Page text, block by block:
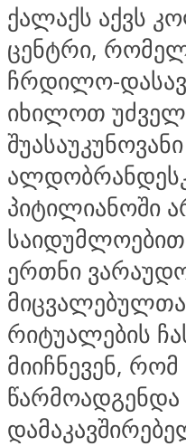
ქალაქს აქვს
ცენტრი,
ჩრდილო-
იხილოთ
პიტილიანოში
ერთნი
რიტუალების
მიიჩნევენ,
წარმოადგენდა